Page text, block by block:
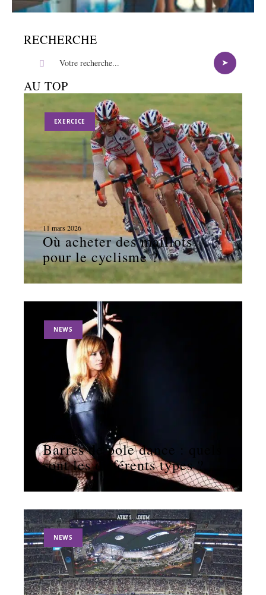
RECHERCHE
AU TOP
EXERCICE
11 mars 2026
Où acheter des maillots
pour le cyclisme ?
NEWS
Barres de pole dance : quels
sont les différents types ?
NEWS